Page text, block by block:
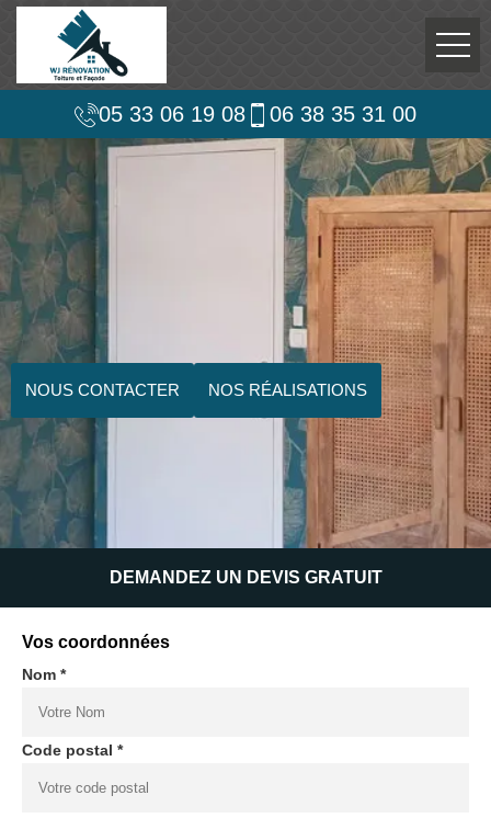
05 33 06 19 08 06 38 35 31 00
NOUS CONTACTER NOS RÉALISATIONS
DEMANDEZ UN DEVIS GRATUIT
Vos coordonnées
Nom *
Code postal *